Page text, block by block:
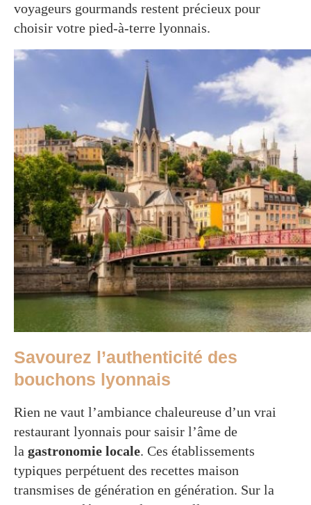
voyageurs gourmands restent précieux pour
choisir votre pied-à-terre lyonnais.
Savourez l’authenticité des
bouchons lyonnais
Rien ne vaut l’ambiance chaleureuse d’un vrai
restaurant lyonnais pour saisir l’âme de
la gastronomie locale. Ces établissements
typiques perpétuent des recettes maison
transmises de génération en génération. Sur la